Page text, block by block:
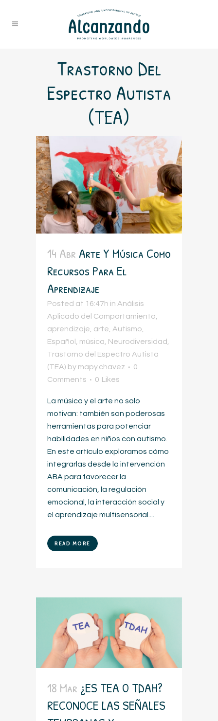
Trastorno Del
Espectro Autista
(TEA)
14 Abr Arte Y Música Como
Recursos Para El
Aprendizaje
Posted at 16:47h in Análisis
Aplicado del Comportamiento
aprendizaje arte Autismo
Español
música Neurodiversidad
Trastorno del Espectro Autista
(TEA) by mapy.chavez
0
Comments
0 Likes
La música y el arte no solo
motivan: también son poderosas
herramientas para potenciar
habilidades en niños con autismo.
En este artículo exploramos cómo
integrarlas desde la intervención
ABA para favorecer la
comunicación, la regulación
emocional, la interacción social y
el aprendizaje multisensorial....
READ MORE
18 Mar ¿ES TEA O TDAH?
RECONOCE LAS SEÑALES